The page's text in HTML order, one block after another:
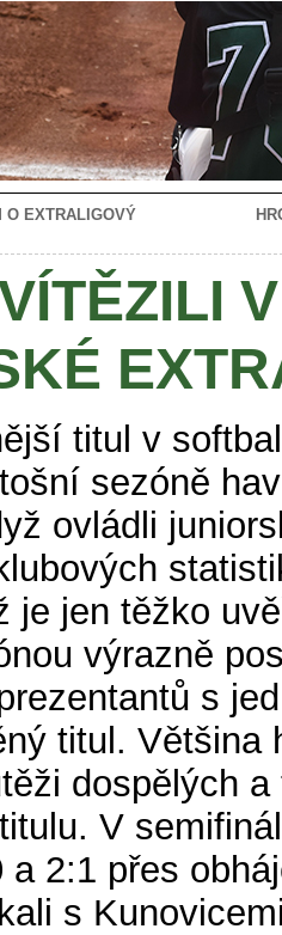
O EXTRALIGOVÝ
V
titul v
sezóně
ovládli
je jen těžko
výrazně
s
titul. Většina
dospělých
V
2:1 přes
s